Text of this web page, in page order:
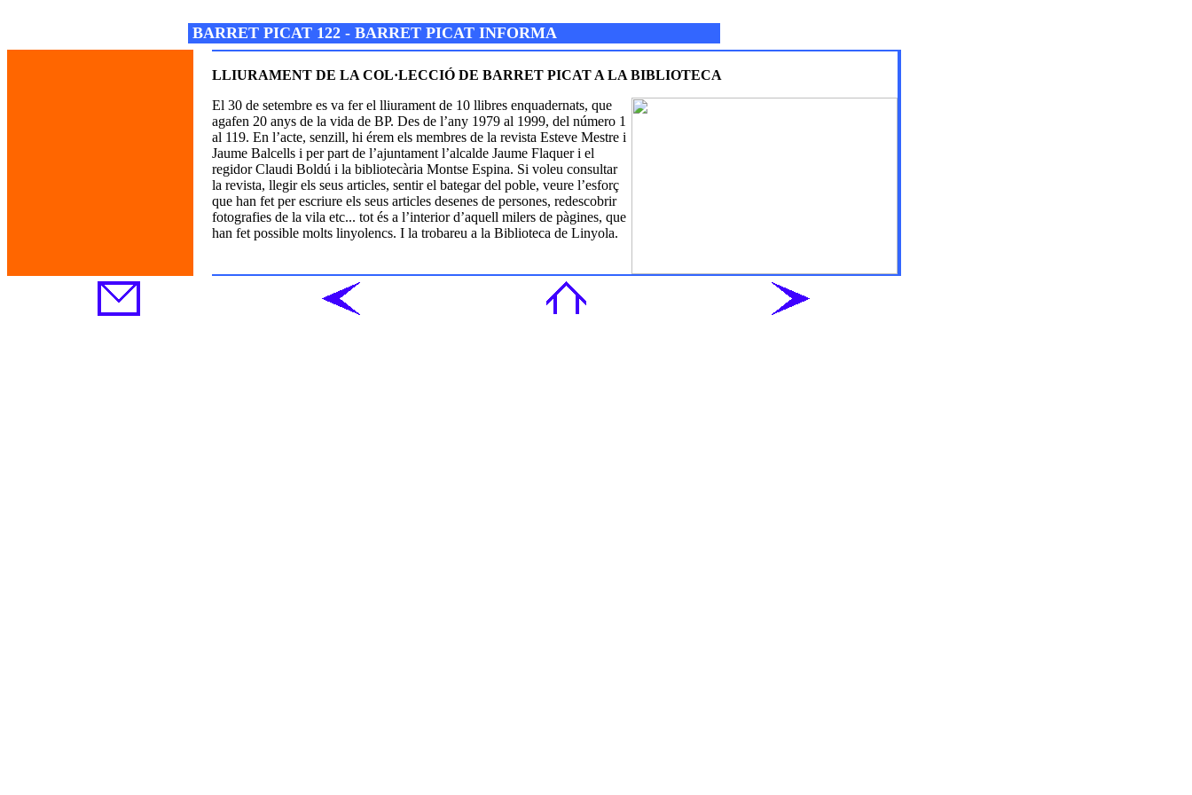
BARRET PICAT 122 - BARRET PICAT INFORMA
LLIURAMENT DE LA COL·LECCIÓ DE BARRET PICAT A LA BIBLIOTECA
El 30 de setembre es va ferel lliurament de 10 llibres enquadernats, que
agafen 20 anys de la vida de BP. Des de l’any 1979 al 1999, del número 1
al 119. En l’acte, senzill, hi érem els membres de la revista Esteve Mestre i
Jaume Balcells i per part de l’ajuntament l’alcalde Jaume Flaquer i el
regidor Claudi Boldú i la bibliotecària Montse Espina. Si voleu consultar
la revista, llegir els seus articles, sentir el bategar del poble, veure l’esforç
que han fet per escriure els seus articles desenes de persones, redescobrir
fotografies de la vila etc... tot és a l’interior d’aquell milers de pàgines, que
han fet possible molts linyolencs. I la trobareu a la Biblioteca de Linyola.